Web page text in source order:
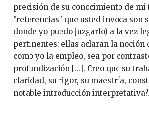
precisión de su conocimiento de mi
"referencias" que usted invoca son
donde yo puedo juzgarlo) a la vez
pertinentes: ellas aclaran la noción
como yo la empleo, sea por
profundización [...]. Creo que su
claridad, su rigor, su maestría,
notable introducción interpretativa?.